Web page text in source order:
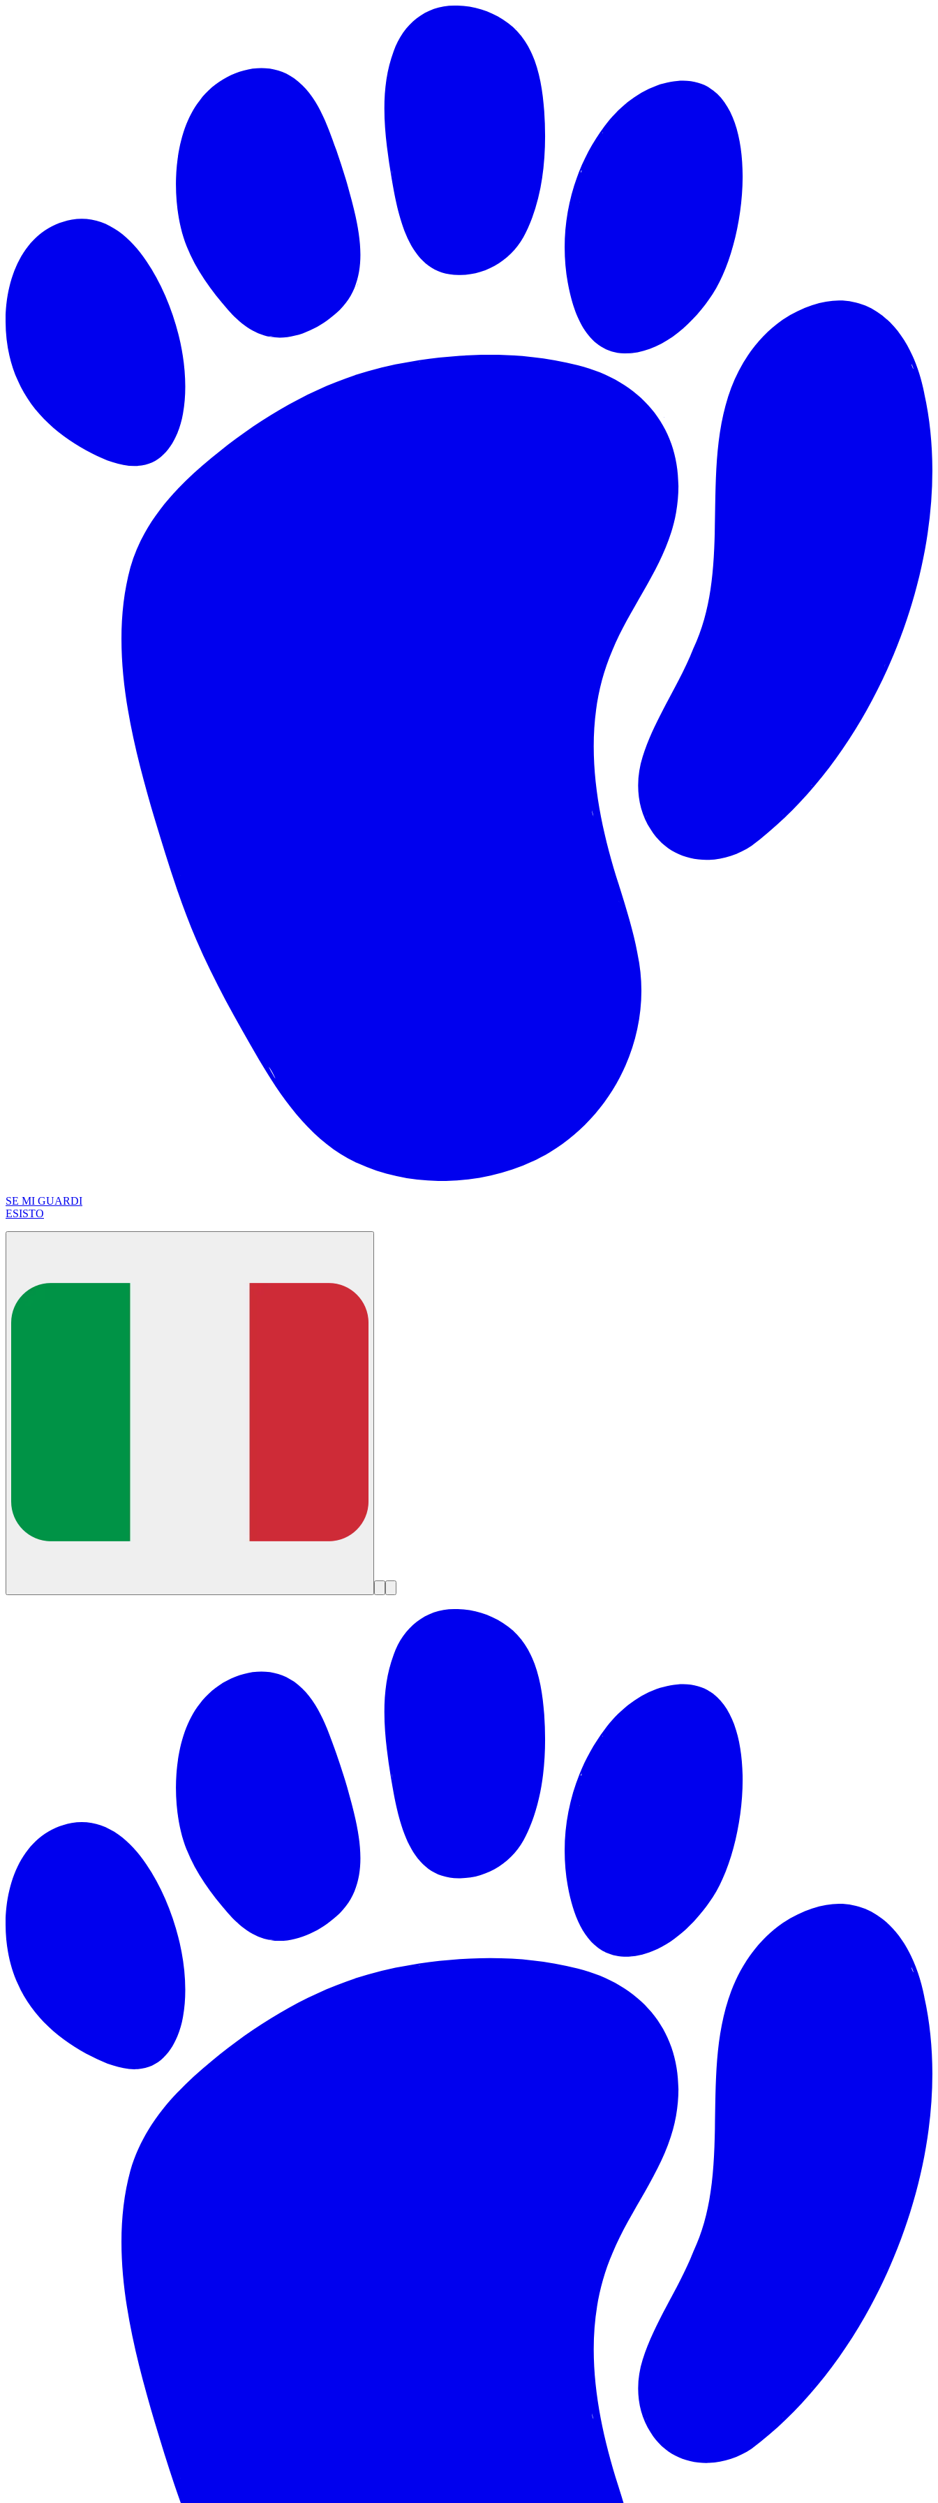
SE MI GUARDI
ESISTO